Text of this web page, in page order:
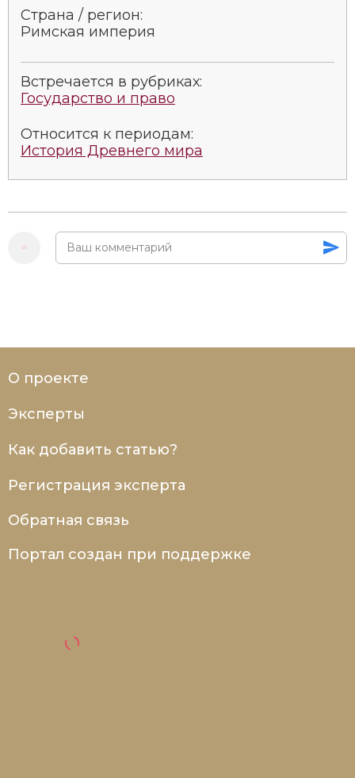
Россия
Северная Америка
Социально-экономическая история
СССР
Южная Америка
Страна / регион:
Римская империя
Встречается в рубриках:
Государство и право
Относится к периодам:
История Древнего мира
О проекте
Эксперты
Как добавить статью?
Регистрация эксперта
Обратная связь
Портал создан при поддержке